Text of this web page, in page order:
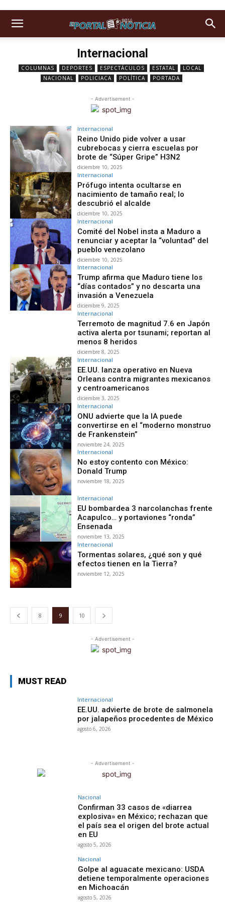
Internacional
COLUMNAS DEPORTES ESPECTÁCULOS ESTATAL
LOCAL
NACIONAL
POLICIACA POLÍTICA PORTADA
- Advertisement -
Internacional
Reino Unido pide volver a usar
cubrebocas y cierra escuelas por
brote de “Súper Gripe” H3N2
diciembre 10, 2025
Internacional
Prófugo intenta ocultarse en
nacimiento de tamaño real; lo
descubrió el alcalde
diciembre 10, 2025
Internacional
Comité del Nobel insta a Maduro a
renunciar y aceptar la “voluntad” del
pueblo venezolano
diciembre 10, 2025
Internacional
Trump afirma que Maduro tiene los
“días contados” y no descarta una
invasión a Venezuela
diciembre 9, 2025
Internacional
Terremoto de magnitud 7.6 en Japón
activa alerta por tsunami; reportan al
menos 8 heridos
diciembre 8, 2025
Internacional
EE.UU. lanza operativo en Nueva
Orleans contra migrantes mexicanos
y centroamericanos
diciembre 3, 2025
Internacional
ONU advierte que la IA puede
convertirse en el “moderno monstruo
de Frankenstein”
noviembre 24, 2025
Internacional
No estoy contento con México:
Donald Trump
noviembre 18, 2025
Internacional
EU bombardea 3 narcolanchas frente
Acapulco… y portaviones “ronda”
Ensenada
noviembre 13, 2025
Internacional
Tormentas solares, ¿qué son y qué
efectos tienen en la Tierra?
noviembre 12, 2025
8 9 10
- Advertisement -
MUST READ
Internacional
EE.UU. advierte de brote de salmonela
por jalapeños procedentes de México
agosto 6, 2026
- Advertisement -
Nacional
Confirman 33 casos de «diarrea
explosiva» en México; rechazan que
el país sea el origen del brote actual
en EU
agosto 5, 2026
Nacional
Golpe al aguacate mexicano: USDA
detiene temporalmente operaciones
en Michoacán
agosto 5, 2026